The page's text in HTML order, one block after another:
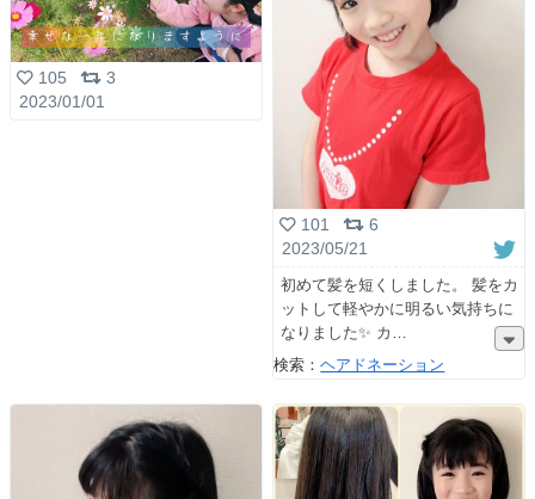
105
3
2023/01/01
101
6
2023/05/21
初めて髪を短くしました。 髪をカ
ットして軽やかに明るい気持ちに
なりました✨️ カ
検索：ヘアドネーション